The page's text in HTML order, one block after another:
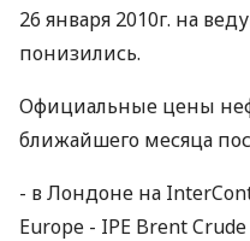
26 января 2010г. на
понизились.
Официальные цены
ближайшего месяца
- в Лондоне на
Europe - IPE Brent